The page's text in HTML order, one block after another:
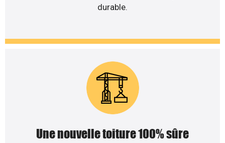
durable.
Une nouvelle toiture 100% sûre